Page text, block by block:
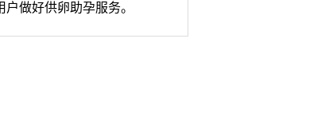
做好供卵助孕服务。